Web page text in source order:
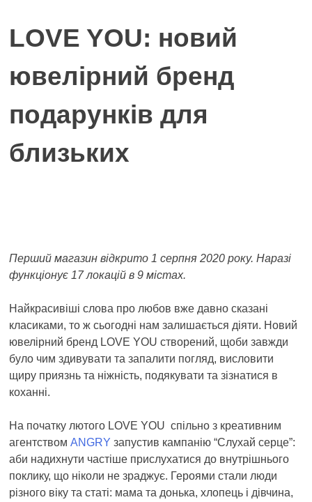
LOVE YOU: новий
ювелірний бренд
подарунків для
близьких
Перший магазин відкрито 1 серпня 2020 року. Наразі
функціонує 17 локацій в 9 містах.
Найкрасивіші слова про любов вже давно сказані
класиками, то ж сьогодні нам залишається діяти. Новий
ювелірний бренд LOVE YOU створений, щоби завжди
було чим здивувати та запалити погляд, висловити
щиру приязнь та ніжність, подякувати та зізнатися в
коханні.
На початку лютого LOVE YOU спільно з креативним
агентством ANGRY запустив кампанію “Слухай серце”:
аби надихнути частіше прислухатися до внутрішнього
поклику, що ніколи не зраджує. Героями стали люди
різного віку та статі: мама та донька, хлопець і дівчина,